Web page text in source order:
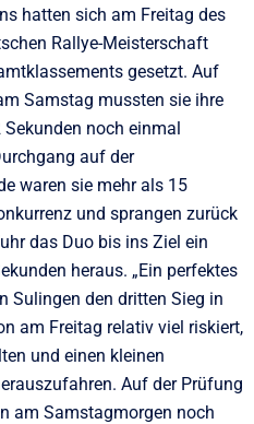
hatten sich am Freitag des
Rallye-Meisterschaft
gesetzt. Auf
Samstag mussten sie ihre
noch einmal
auf der
waren sie mehr als 15
und sprangen zurück
das Duo bis ins Ziel ein
heraus. „Ein perfektes
Sulingen den dritten Sieg in
am Freitag relativ viel riskiert,
und einen kleinen
Auf der Prüfung
am Samstagmorgen noch